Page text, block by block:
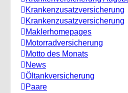
Krankenzusatzversicherung
Krankenzusatzversicherung
Maklerhomepages
Motorradversicherung
Motto des Monats
News
Öltankversicherung
Paare